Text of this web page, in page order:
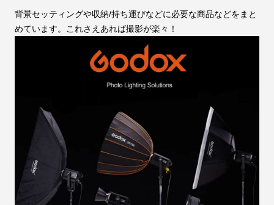
背景セッティングや収納/持ち運びなどに必要な商品などをまと
めています。これさえあれば撮影が楽々！